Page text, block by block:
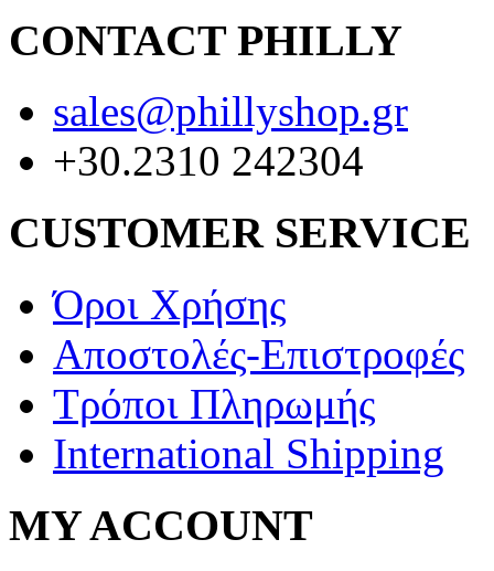
CONTACT PHILLY
sales@phillyshop.gr
+30.2310 242304
CUSTOMER SERVICE
Όροι Χρήσης
Αποστολές-Επιστροφές
Τρόποι Πληρωμής
International Shipping
MY ACCOUNT